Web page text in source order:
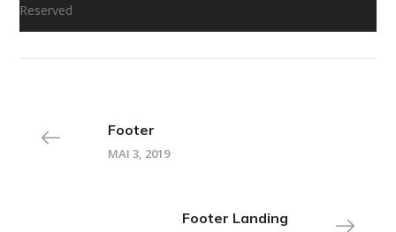
Reserved
Footer
MAI 3, 2019
Footer Landing